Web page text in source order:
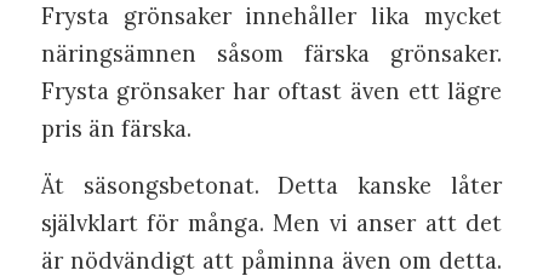
Frysta grönsaker innehåller lika mycket
näringsämnen såsom färska grönsaker.
Frysta grönsaker har oftast även ett lägre
pris än färska.
Ät säsongsbetonat. Detta kanske låter
självklart för många. Men vi anser att det
är nödvändigt att påminna även om detta.